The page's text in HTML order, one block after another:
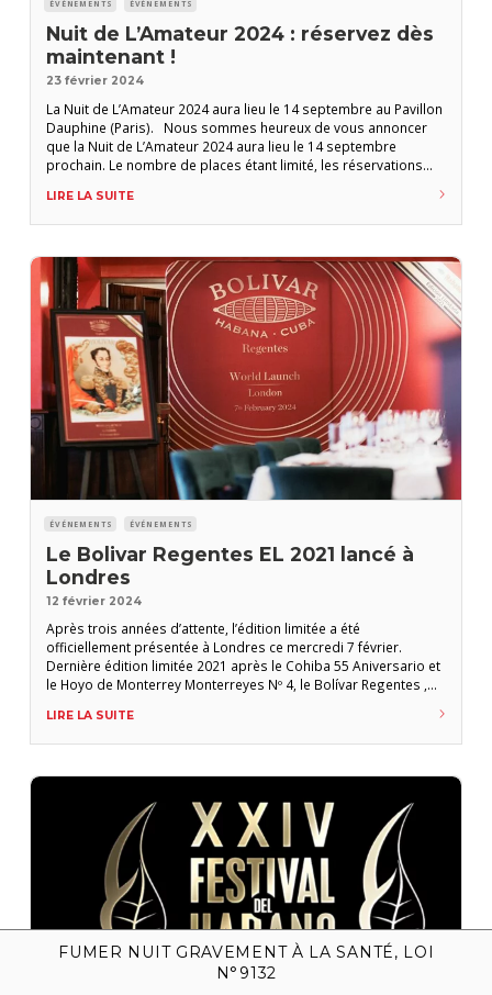
ÉVÉNEMENTS ÉVÉNEMENTS
Nuit de L’Amateur 2024 : réservez dès
maintenant !
23 février 2024
La Nuit de L’Amateur 2024 aura lieu le 14 septembre au Pavillon
Dauphine (Paris). Nous sommes heureux de vous annoncer
que la Nuit de L’Amateur 2024 aura lieu le 14 septembre
prochain. Le nombre de places étant limité, les réservations
réserver, connectez-vous au site avec votre identifiant et votre
mot
LIRE LA SUITE
ÉVÉNEMENTS ÉVÉNEMENTS
Le Bolivar Regentes EL 2021 lancé à
Londres
12 février 2024
Après trois années d’attente, l’édition limitée a été
officiellement présentée à Londres ce mercredi 7 février.
Dernière édition limitée 2021 après le Cohiba 55 Aniversario et
le Hoyo de Monterrey Monterreyes Nº 4, le Bolívar Regentes ,
Boisdale Canary Wharf de Londres le 7 février dernier lors d’un
évènement organisé par Habanos S.A. et
LIRE LA SUITE
FUMER NUIT GRAVEMENT À LA SANTÉ, LOI
N°9132